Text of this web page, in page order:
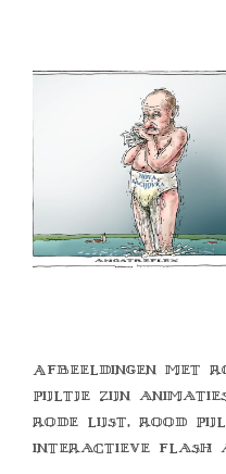
Afbeeldingen met
pijltje zijn
rode lijst, rood
interactieve flash